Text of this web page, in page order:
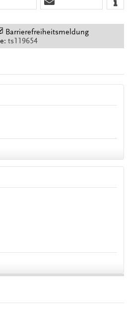
Barrierefreiheitsmeldung
ts119654